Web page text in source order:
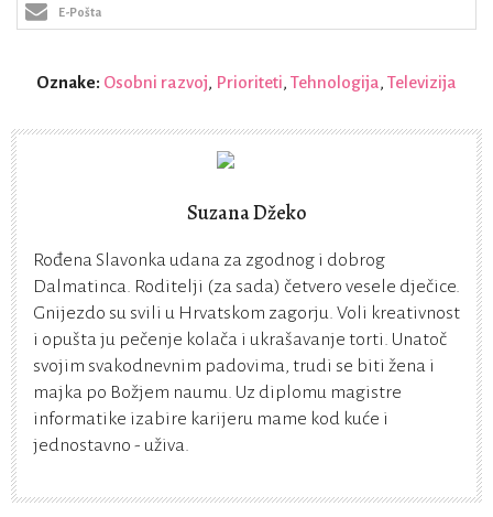
E-Pošta
Oznake: Osobni razvoj, Prioriteti, Tehnologija, Televizija
Suzana Džeko
Rođena Slavonka udana za zgodnog i dobrog
Dalmatinca. Roditelji (za sada) četvero vesele dječice.
Gnijezdo su svili u Hrvatskom zagorju. Voli kreativnost
i opušta ju pečenje kolača i ukrašavanje torti. Unatoč
svojim svakodnevnim padovima, trudi se biti žena i
majka po Božjem naumu. Uz diplomu magistre
informatike izabire karijeru mame kod kuće i
jednostavno - uživa.